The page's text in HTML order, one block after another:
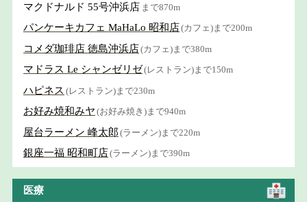
マクドナルド 55号沖浜店 まで870m
パンケーキカフェ MaHaLo 昭和店(カフェ)まで200m
コメダ珈琲店 徳島沖浜店(カフェ)まで380m
マドラス Le シャンゼリゼ(レストラン)まで150m
ハピネス (レストラン)まで230m
お好み焼和みヤ (お好み焼き)まで940m
屋台ラーメン 峰太郎 (ラーメン)まで220m
銀座一福 昭和町店(ラーメン)まで390m
医療